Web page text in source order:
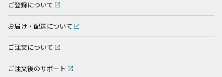
ご登録について
お届け・配送について
ご注文について
ご注文後のサポート